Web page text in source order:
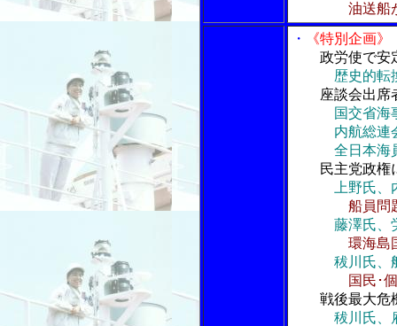
油送船が約
・ 《特別企画》
政労使で安
歴史的転
座談会出席
国交省
内航総連会
全日本海員
民主党政権
上野氏
船員問
藤澤氏、
環海島
秡川氏、
国民･
戦後最大危
秡川氏、